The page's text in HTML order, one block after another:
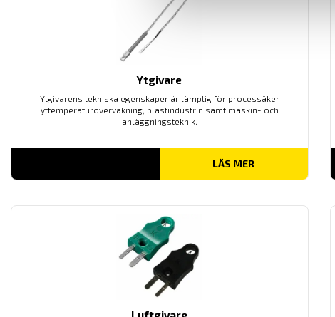
Ytgivare
Ytgivarens tekniska egenskaper är lämplig för processäker
yttemperaturövervakning, plastindustrin samt maskin- och
anläggningsteknik.
LÄS MER